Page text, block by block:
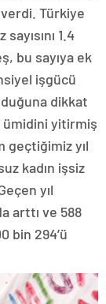
Türkiye
1.4
bu sayıya ek
işgücü
dikkat
ümidini yitirmiş
geçtiğimiz yıl
kadın işsiz
yıl
arttı ve 588
bin 294’ü